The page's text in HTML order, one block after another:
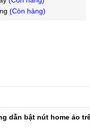
(Còn hàng)
dẫn bật nút home ảo